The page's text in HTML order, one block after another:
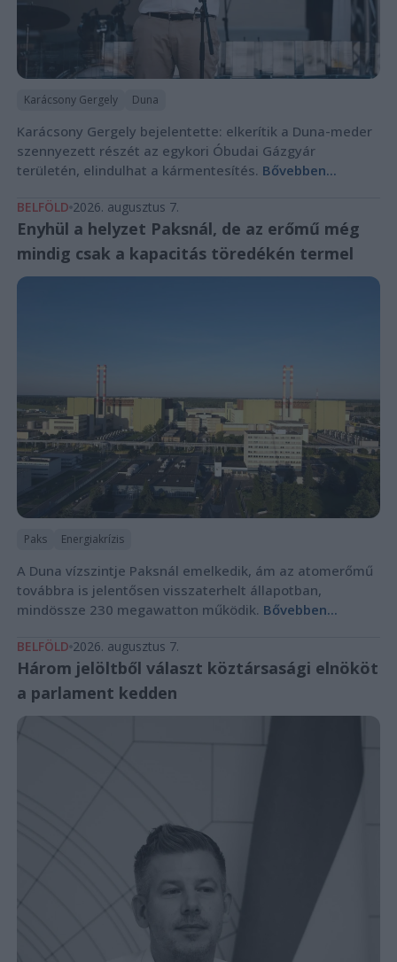
Karácsony Gergely Duna
Karácsony Gergely bejelentette: elkerítik a Duna-meder
szennyezett részét az egykori Óbudai Gázgyár
területén, elindulhat a kármentesítés. Bővebben...
BELFÖLD 2026. augusztus 7.
Enyhül a helyzet Paksnál, de az erőmű még
mindig csak a kapacitás töredékén termel
Paks Energiakrízis
A Duna vízszintje Paksnál emelkedik, ám az atomerőmű
továbbra is jelentősen visszaterhelt állapotban,
mindössze 230 megawatton működik. Bővebben...
BELFÖLD 2026. augusztus 7.
Három jelöltből választ köztársasági elnököt
a parlament kedden